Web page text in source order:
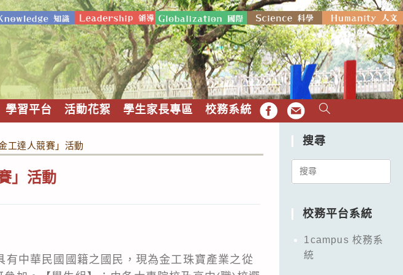
學習平台 活動花絮 學生家長專區 校務系統 FB EMAIL
工達人競賽」活動
」活動
中華民國國籍之國民，現為金工珠寶產業之從
搜尋
Search
校務平台系統
1campus 校務系
統